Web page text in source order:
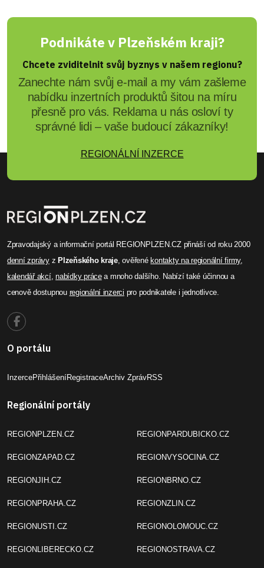
Podnikáte v Plzeňském kraji?
Chcete zviditelnit svůj byznys v našem regionu?
Zanechte nám svůj e-mail a my vám zašleme
nabídku inzertních produktů šitou na míru
přesně pro vás. Reklama u nás osloví ty
správné lidi – vaše budoucí zákazníky!
REGIONÁLNÍ INZERCE
Zpravodajský a informační portál REGIONPLZEN.CZ přináší od roku 2000
denní zprávyz Plzeňského kraje, ověřené kontakty na regionální firmy,
kalendář akcí,nabídky prácea mnoho dalšího. Nabízí také účinnou a
cenově dostupnou regionální inzerci pro podnikatele i jednotlivce.
O portálu
InzercePřihlášeníRegistraceArchiv ZprávRSS
Regionální portály
REGIONPLZEN.CZ
REGIONZAPAD.CZ
REGIONJIH.CZ
REGIONPRAHA.CZ
REGIONUSTI.CZ
REGIONLIBERECKO.CZ
REGIONPARDUBICKO.CZ
REGIONVYSOCINA.CZ
REGIONBRNO.CZ
REGIONZLIN.CZ
REGIONOLOMOUC.CZ
REGIONOSTRAVA.CZ